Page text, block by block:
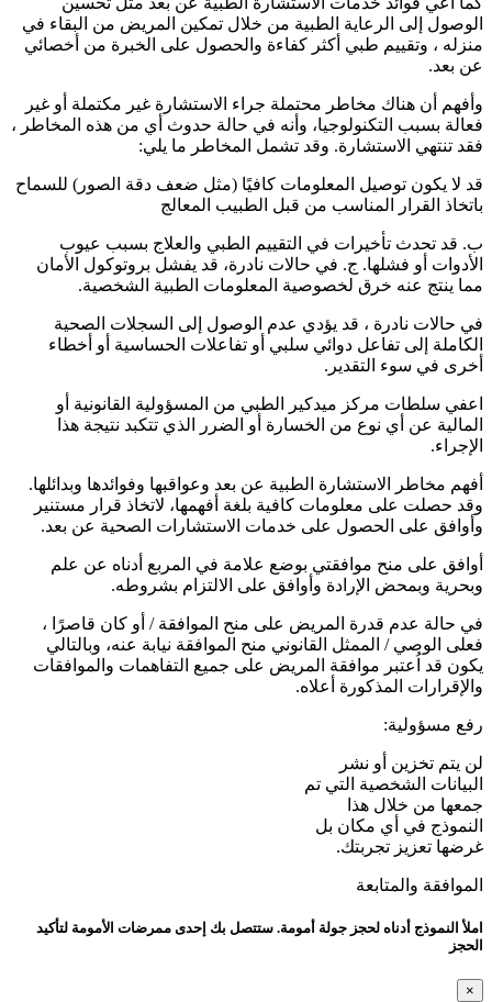
الوصول إلى الرعاية الطبية من خلال تمكين المريض من البقاء في
منزله ، وتقييم طبي أكثر كفاءة والحصول على الخبرة من أخصائي
عن بعد.
وأفهم أن هناك مخاطر محتملة جراء الاستشارة غير مكتملة أو غير
فعالة بسبب التكنولوجيا، وأنه في حالة حدوث أي من هذه المخاطر ،
فقد تنتهي الاستشارة. وقد تشمل المخاطر ما يلي:
قد لا يكون توصيل المعلومات كافيًا (مثل ضعف دقة الصور) للسماح
باتخاذ القرار المناسب من قبل الطبيب المعالج
ب. قد تحدث تأخيرات في التقييم الطبي والعلاج بسبب عيوب
الأدوات أو فشلها. ج. في حالات نادرة، قد يفشل بروتوكول الأمان
مما ينتج عنه خرق لخصوصية المعلومات الطبية الشخصية.
في حالات نادرة ، قد يؤدي عدم الوصول إلى السجلات الصحية
الكاملة إلى تفاعل دوائي سلبي أو تفاعلات الحساسية أو أخطاء
أخرى في سوء التقدير.
اعفي سلطات مركز ميدكير الطبي من المسؤولية القانونية أو
المالية عن أي نوع من الخسارة أو الضرر الذي تتكبد نتيجة هذا
الإجراء.
أفهم مخاطر الاستشارة الطبية عن بعد وعواقبها وفوائدها وبدائلها.
وقد حصلت على معلومات كافية بلغة أفهمها، لاتخاذ قرار مستنير
وأوافق على الحصول على خدمات الاستشارات الصحية عن بعد.
أوافق على منح موافقتي بوضع علامة في المربع أدناه عن علم
وبحرية وبمحض الإرادة وأوافق على الالتزام بشروطه.
في حالة عدم قدرة المريض على منح الموافقة / أو كان قاصرًا ،
فعلى الوصي / الممثل القانوني منح الموافقة نيابة عنه، وبالتالي
يكون قد اُعتبر موافقة المريض على جميع التفاهمات والموافقات
والإقرارات المذكورة أعلاه.
رفع مسؤولية:
لن يتم تخزين أو نشر
البيانات الشخصية التي تم
جمعها من خلال هذا
النموذج في أي مكان بل
غرضها تعزيز تجربتك.
الموافقة والمتابعة
املأ النموذج أدناه لحجز جولة أمومة. ستتصل بك إحدى ممرضات الأمومة لتأكيد
الحجز
×